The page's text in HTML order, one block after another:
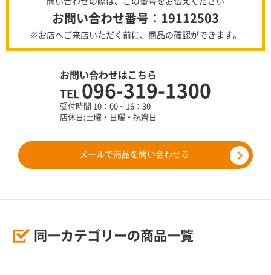
お問い合わせ番号：19112503
※お店へご来店いただく前に、商品の確認ができます。
お問い合わせはこちら
TEL 096-319-1300
受付時間 10：00～16：30
店休日:土曜・日曜・祝祭日
メールで商品を問い合わせる
同一カテゴリーの商品一覧